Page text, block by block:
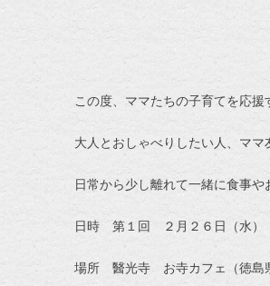
この度、ママたちの子育てを応
大人とおしゃべりしたい人、マ
日常から少し離れて一緒に食事
日時 第１回 ２月２６日（水）
場所 醫光寺 お寺カフェ（徳島